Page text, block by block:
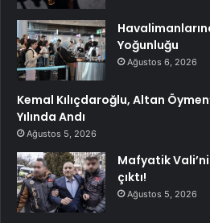
Yoğunluğu
Ağustos 6, 2026
Kemal Kılıçdaroğlu, Altan
Yılında Andı
Ağustos 5, 2026
Mafyatik
çıktı!
Ağustos 5, 2026